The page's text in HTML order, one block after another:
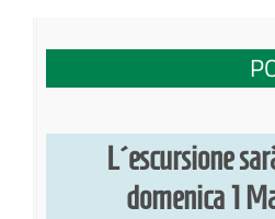
L´escursione
domenica 1